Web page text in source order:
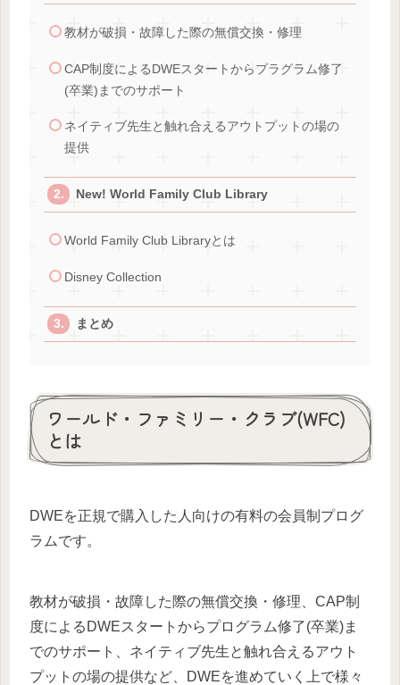
教材が破損・故障した際の無償交換・修理
CAP制度によるDWEスタートからプラグラム修了
(卒業)までのサポート
ネイティブ先生と触れ合えるアウトプットの場の
提供
New! World Family Club Library
World Family Club Libraryとは
Disney Collection
まとめ
ワールド・ファミリー・クラブ(WFC)
とは
DWEを正規で購入した人向けの有料の会員制プログ
ラムです。
教材が破損・故障した際の無償交換・修理、CAP制
度によるDWEスタートからプログラム修了(卒業)ま
でのサポート、ネイティブ先生と触れ合えるアウト
プットの場の提供など、DWEを進めていく上で様々